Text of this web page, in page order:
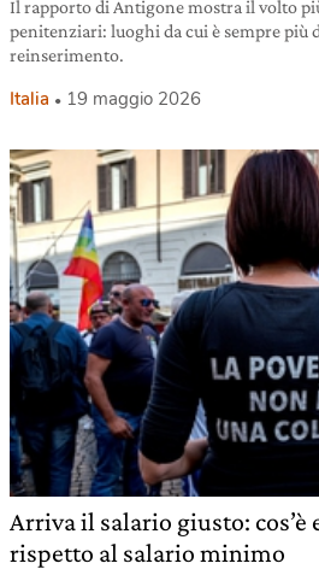
Il rapporto di Antigone mostra il volto
penitenziari: luoghi da cui è sempre più
reinserimento.
Italia 19 maggio 2026
Arriva il salario giusto: cos’è
rispetto al salario minimo